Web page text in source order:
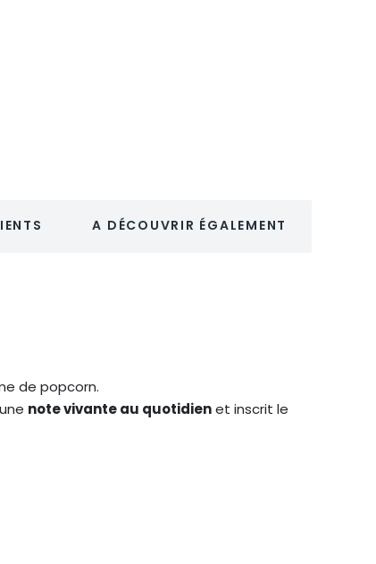
A DÉCOUVRIR ÉGALEMENT
de popcorn.
note vivante au quotidienet inscrit le